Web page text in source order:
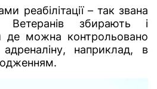
реабілітації – так звана
Ветеранів збирають і
де можна контрольовано
наприклад, в